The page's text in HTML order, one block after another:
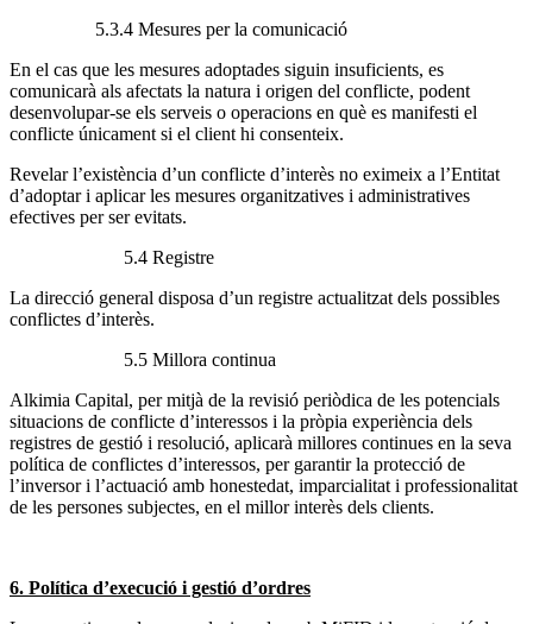
5.3.4 Mesures per la comunicació
En el cas que les mesures adoptades siguin insuficients, es
comunicarà als afectats la natura i origen del conflicte, podent
desenvolupar-se els serveis o operacions en què es manifesti el
conflicte únicament si el client hi consenteix.
Revelar l’existència d’un conflicte d’interès no eximeix a l’Entitat
d’adoptar i aplicar les mesures organitzatives i administratives
efectives per ser evitats.
5.4 Registre
La direcció general disposa d’un registre actualitzat dels possibles
conflictes d’interès.
5.5 Millora continua
Alkimia Capital, per mitjà de la revisió periòdica de les potencials
situacions de conflicte d’interessos i la pròpia experiència dels
registres de gestió i resolució, aplicarà millores continues en la seva
política de conflictes d’interessos, per garantir la protecció de
l’inversor i l’actuació amb honestedat, imparcialitat i professionalitat
de les persones subjectes, en el millor interès dels clients.
6. Política d’execució i gestió d’ordres